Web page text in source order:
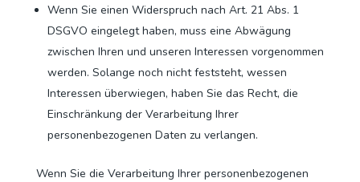
Wenn Sie einen Widerspruch nach Art. 21 Abs. 1
DSGVO eingelegt haben, muss eine Abwägung
zwischen Ihren und unseren Interessen vorgenommen
werden. Solange noch nicht feststeht, wessen
Interessen überwiegen, haben Sie das Recht, die
Einschränkung der Verarbeitung Ihrer
personenbezogenen Daten zu verlangen.
Wenn Sie die Verarbeitung Ihrer personenbezogenen